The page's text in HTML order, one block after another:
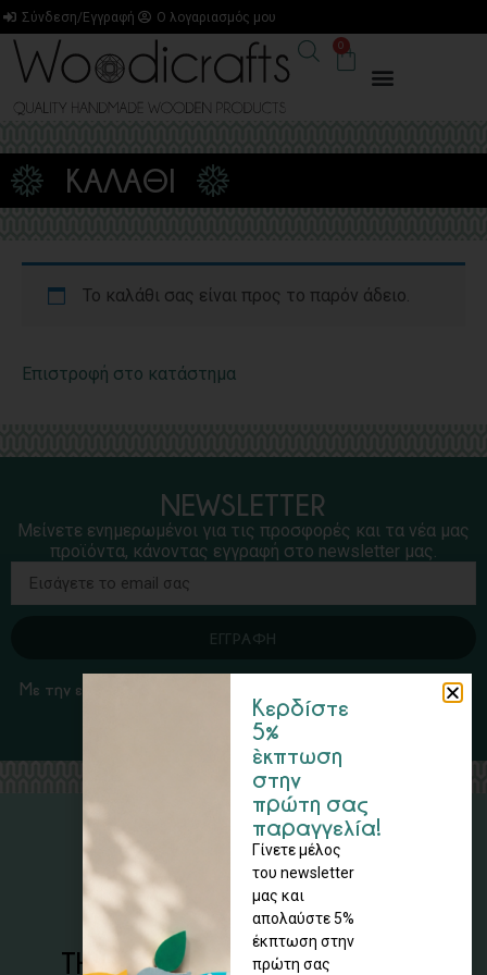
Σύνδεση/Εγγραφή Ο λογαριασμός μου
0
Καλάθι
ΚΑΛΆΘΙ
Το καλάθι σας είναι προς το παρόν άδειο.
Επιστροφή στο κατάστημα
NEWSLETTER
Μείνετε ενημερωμένοι για τις προσφορές και τα νέα μας
προϊόντα, κάνοντας εγγραφή στο newsletter μας.
ΕΓΓΡΑΦΗ
Με την εγγραφή σας, αποδέχεστε τους Όρους Χρήσης και
την Πολιτική Απορρήτου
SOCIAL MEDIA
ΤΗΛΕΦΩΝΙΚΕΣ ΠΑΡΑΓΓΕΛΙΕΣ
Κερδίστε
5%
έκπτωση
στην
πρώτη σας
παραγγελία!
Γίνετε μέλος
του newsletter
μας και
απολαύστε 5%
έκπτωση στην
πρώτη σας